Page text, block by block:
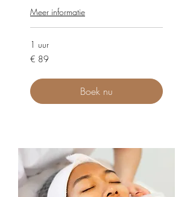
Meer informatie
1 uur
89
euro
€ 89
Boek nu